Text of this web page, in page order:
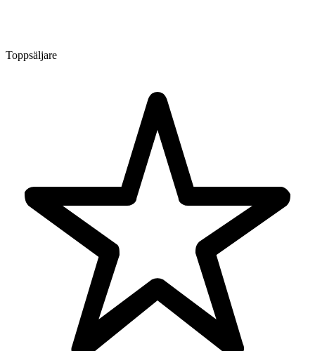
Toppsäljare